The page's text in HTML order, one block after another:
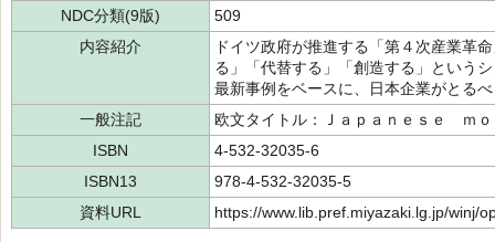
NDC分類(9版)
509
内容紹介
ドイツ政府が推進する「第４次産業革
る」「代替する」「創造する」という
最新事例をベースに、日本企業がとる
一般注記
欧文タイトル：Ｊａｐａｎｅｓｅ ｍ
ISBN
4-532-32035-6
ISBN13
978-4-532-32035-5
資料URL
https://www.lib.pref.miyazaki.lg.jp/winj/